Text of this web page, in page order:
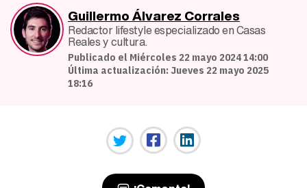
Guillermo Álvarez Corrales
Redactor lifestyle especializado en Casas
Reales y cultura.
Publicado el Miércoles 22 mayo 2024 14:00
Última actualización: Jueves 22 mayo 2025
18:16